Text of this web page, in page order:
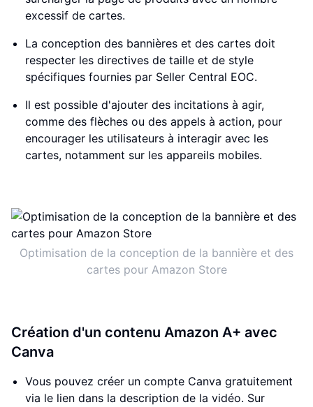
excessif de cartes.
La conception des bannières et des cartes doit
respecter les directives de taille et de style
spécifiques fournies par Seller Central EOC.
Il est possible d'ajouter des incitations à agir,
comme des flèches ou des appels à action, pour
encourager les utilisateurs à interagir avec les
cartes, notamment sur les appareils mobiles.
Optimisation de la conception de la bannière et des
cartes pour Amazon Store
Création d'un contenu Amazon A+ avec
Canva
Vous pouvez créer un compte Canva gratuitement
via le lien dans la description de la vidéo. Sur